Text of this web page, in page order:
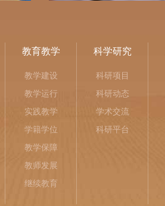
教育教学
教学建设
教学运行
实践教学
学籍学位
教学保障
教师发展
继续教育
科学研究
科研项目
科研动态
学术交流
科研平台